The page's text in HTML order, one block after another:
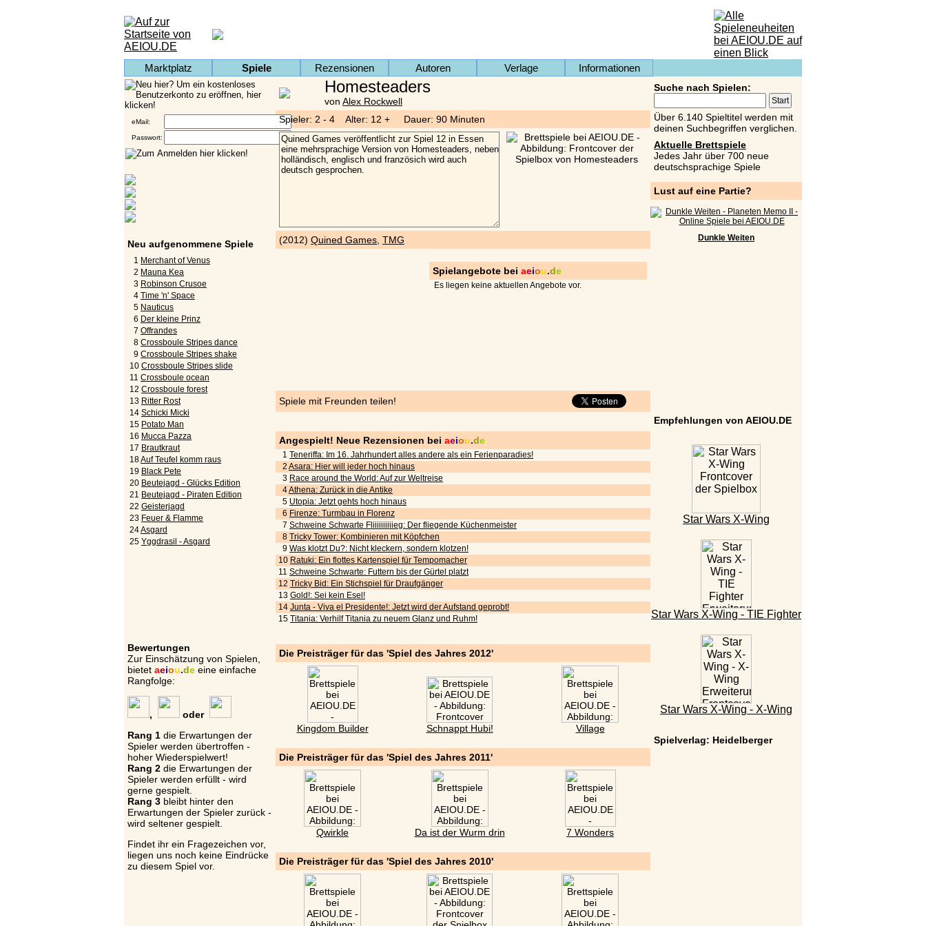
Marktplatz Spiele Rezensionen Autoren Verlage Informationen
eMail:
Passwort:
Neu aufgenommene Spiele
1 Merchant of Venus
2 Mauna Kea
3 Robinson Crusoe
4 Time 'n' Space
5 Nauticus
6 Der kleine Prinz
7 Offrandes
8 Crossboule Stripes dance
9 Crossboule Stripes shake
10 Crossboule Stripes slide
11 Crossboule ocean
12 Crossboule forest
13 Ritter Rost
14 Schicki Micki
15 Potato Man
16 Mucca Pazza
17 Brautkraut
18Auf Teufel komm raus
19 Black Pete
20 Beutejagd - Glücks Edition
21 Beutejagd - Piraten Edition
22 Geisterjagd
23 Feuer & Flamme
24Asgard
25 Yggdrasil - Asgard
Bewertungen
Zur Einschätzung von Spielen,
bietet aeiou.de eine einfache
Rangfolge:
,
oder
Rang 1 die Erwartungen der
Spieler werden übertroffen -
hoher Wiederspielwert!
Rang 2 die Erwartungen der
Spieler werden erfüllt - wird
gerne gespielt.
Rang 3 bleibt hinter den
Erwartungen der Spieler zurück -
wird seltener gespielt.
Findet ihr ein Fragezeichen vor,
liegen uns noch keine Eindrücke
zu diesem Spiel vor.
Suche nach Spielen:
Über 6.140 Spieltitel werden mit
deinen Suchbegriffen verglichen.
Aktuelle Brettspiele
Jedes Jahr über 700 neue
deutschsprachige Spiele
Lust auf eine Partie?
Dunkle Weiten
Empfehlungen von AEIOU.DE
Star Wars X-Wing
Star Wars X-Wing - TIE Fighter
Star Wars X-Wing - X-Wing
Spielverlag: Heidelberger
Homesteaders
von Alex Rockwell
Spieler: 2 - 4 Alter: 12 + Dauer: 90 Minuten
(2012) Quined Games TMG
Spielangebote bei aeiou.de
Es liegen keine aktuellen Angebote vor.
Spiele mit Freunden teilen!
Angespielt! Neue Rezensionen bei aeiou.de
1 Teneriffa: Im 16. Jahrhundert alles andere als ein Ferienparadies!
2 Asara: Hier will jeder hoch hinaus
3 Race around the World: Auf zur Weltreise
4Athena: Zurück in die Antike
5 Utopia: Jetzt gehts hoch hinaus
6 Firenze: Turmbau in Florenz
7 Schweine Schwarte Fliiiiiiiiiieg: Der fliegende Küchenmeister
8 Tricky Tower: Kombinieren mit Köpfchen
9 Was klotzt Du?: Nicht kleckern, sondern klotzen!
10 Ratuki: Ein flottes Kartenspiel für Tempomacher
11 Schweine Schwarte: Futtern bis der Gürtel platzt
12 Tricky Bid: Ein Stichspiel für Draufgänger
13 Gold!: Sei kein Esel!
14 Junta - Viva el Presidente!: Jetzt wird der Aufstand geprobt!
15 Titania: Verhilf Titania zu neuem Glanz und Ruhm!
Die Preisträger für das 'Spiel des Jahres 2012'
Kingdom Builder Schnappt Hubi! Village
Die Preisträger für das 'Spiel des Jahres 2011'
Qwirkle Da ist der Wurm drin 7 Wonders
Die Preisträger für das 'Spiel des Jahres 2010'